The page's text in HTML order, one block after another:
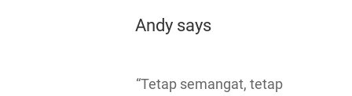
Andysays
“Tetap semangat, tetap